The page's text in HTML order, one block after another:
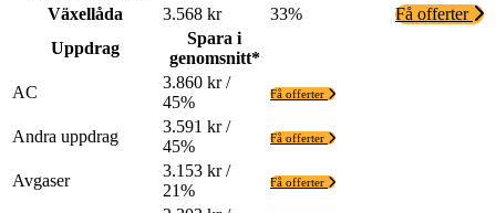
Växellåda
3.568 kr 33%
Få offerter
Uppdrag
Spara i
genomsnitt*
AC
3.860 kr /
45%
Få offerter
Andra uppdrag
3.591 kr /
45%
Få offerter
Avgaser
3.153 kr /
21%
Få offerter